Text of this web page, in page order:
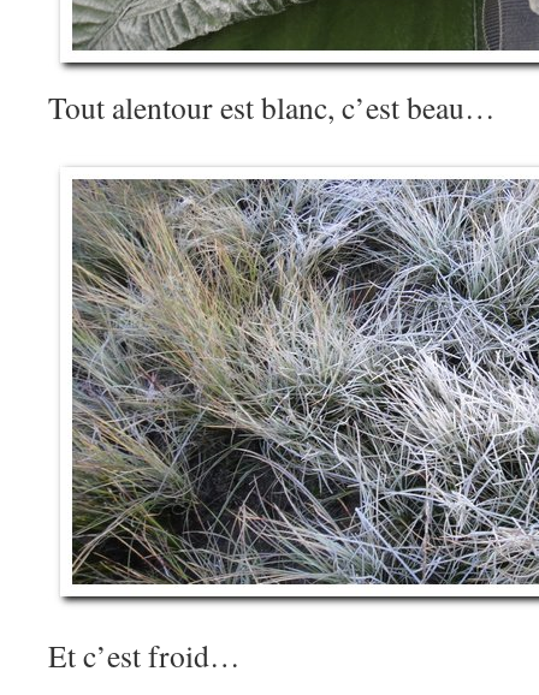
Tout alentour est blanc, c’est beau…
Et c’est froid…